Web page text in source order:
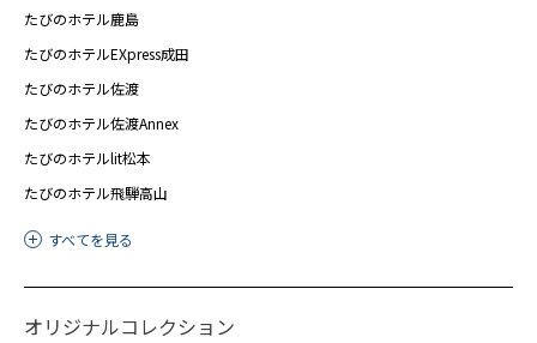
たびのホテル鹿島
たびのホテルEXpress成田
たびのホテル佐渡
たびのホテル佐渡Annex
たびのホテルlit松本
たびのホテル飛騨高山
すべてを見る
オリジナルコレクション